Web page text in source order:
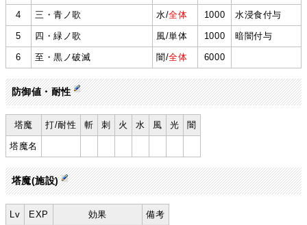
4 三・青ノ歌 水/全体 1000 水浸食付与
5 四・緑ノ歌 風/単体 1000 暗闇付与
6 至・黒ノ破滅 闇/全体 6000
防御値・耐性
塔魔 打/耐性 斬 刺 火 水 風 光 闇
塔魔名
塔魔(施設)
Lv EXP 効果 備考